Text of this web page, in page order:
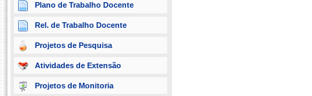
Plano de Trabalho Docente
Rel. de Trabalho Docente
Projetos de Pesquisa
Atividades de Extensão
Projetos de Monitoria